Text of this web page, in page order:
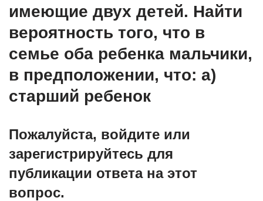
имеющие двух детей. Найти
вероятность того, что в
семье оба ребенка мальчики,
в предположении, что: а)
старший ребенок
Пожалуйста, войдите или
зарегистрируйтесь для
публикации ответа на этот
вопрос.